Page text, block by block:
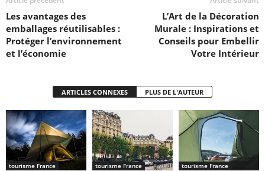
Les avantages des
emballages réutilisables :
Protéger l’environnement
et l’économie
L’Art de la Décoration
Murale : Inspirations et
Conseils pour Embellir
Votre Intérieur
ARTICLES CONNEXES PLUS DE L'AUTEUR
tourisme France tourisme France tourisme France